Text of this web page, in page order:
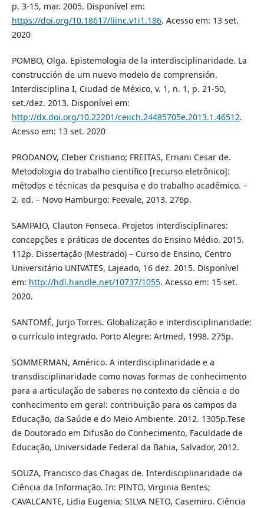
p. 3-15, mar. 2005. Disponível em:
https://doi.org/10.18617/liinc.v1i1.186. Acesso em: 13 set.
2020
POMBO, Olga. Epistemologia de la interdisciplinaridade. La
construcción de um nuevo modelo de comprensión.
Interdisciplina I, Ciudad de México, v. 1, n. 1, p. 21-50,
set./dez. 2013. Disponível em:
http://dx.doi.org/10.22201/ceiich.24485705e.2013.1.46512.
Acesso em: 13 set. 2020
PRODANOV, Cleber Cristiano; FREITAS, Ernani Cesar de.
Metodologia do trabalho científico [recurso eletrônico]:
métodos e técnicas da pesquisa e do trabalho acadêmico. –
2. ed. – Novo Hamburgo: Feevale, 2013. 276p.
SAMPAIO, Clauton Fonseca. Projetos interdisciplinares:
concepções e práticas de docentes do Ensino Médio. 2015.
112p. Dissertação (Mestrado) – Curso de Ensino, Centro
Universitário UNIVATES, Lajeado, 16 dez. 2015. Disponível
em: http://hdl.handle.net/10737/1055. Acesso em: 15 set.
2020.
SANTOMÉ, Jurjo Torres. Globalização e interdisciplinaridade:
o currículo integrado. Porto Alegre: Artmed, 1998. 275p.
SOMMERMAN, Américo. A interdisciplinaridade e a
transdisciplinaridade como novas formas de conhecimento
para a articulação de saberes no contexto da ciência e do
conhecimento em geral: contribuição para os campos da
Educação, da Saúde e do Meio Ambiente. 2012. 1305p.Tese
de Doutorado em Difusão do Conhecimento, Faculdade de
Educação, Universidade Federal da Bahia, Salvador, 2012.
SOUZA, Francisco das Chagas de. Interdisciplinaridade da
Ciência da Informação. In: PINTO, Virginia Bentes;
CAVALCANTE, Lidia Eugenia; SILVA NETO, Casemiro. Ciência